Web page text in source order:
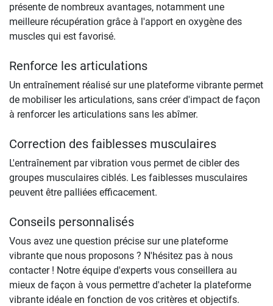
présente de nombreux avantages, notamment une
meilleure récupération grâce à l'apport en oxygène des
muscles qui est favorisé.
Renforce les articulations
Un entraînement réalisé sur une plateforme vibrante permet
de mobiliser les articulations, sans créer d'impact de façon
à renforcer les articulations sans les abîmer.
Correction des faiblesses musculaires
L'entraînement par vibration vous permet de cibler des
groupes musculaires ciblés. Les faiblesses musculaires
peuvent être palliées efficacement.
Conseils personnalisés
Vous avez une question précise sur une plateforme
vibrante que nous proposons ? N'hésitez pas à nous
contacter ! Notre équipe d'experts vous conseillera au
mieux de façon à vous permettre d'acheter la plateforme
vibrante idéale en fonction de vos critères et objectifs.